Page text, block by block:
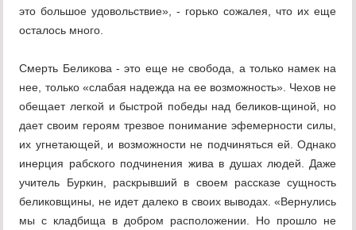
это большое удовольствие», - горько сожалея, что их еще
осталось много.
Смерть Беликова - это еще не свобода, а только намек на
нее, только «слабая надежда на ее возможность». Чехов не
обещает легкой и быстрой победы над беликов-щиной, но
дает своим героям трезвое понимание эфемерности силы,
их угнетающей, и возможности не подчиняться ей. Однако
инерция рабского подчинения жива в душах людей. Даже
учитель Буркин, раскрывший в своем рассказе сущность
беликовщины, не идет далеко в своих выводах. «Вернулись
мы с кладбища в добром расположении. Но прошло не